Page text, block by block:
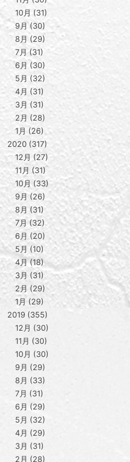
10月
31
9月 30
8月
29
7月 31
6月
30
5月
32
4月
31
3月
31
2月
28
1月
26
2020 317
12月
27
11月
31
10月
33
9月
26
8月
31
7月
32
6月
20
5月
10
4月 18
3月
31
2月
29
1月
29
2019 355
12月
30
11月
30
10月
30
9月
29
8月
33
7月
31
6月
29
5月
32
4月
29
3月
31
2月
28